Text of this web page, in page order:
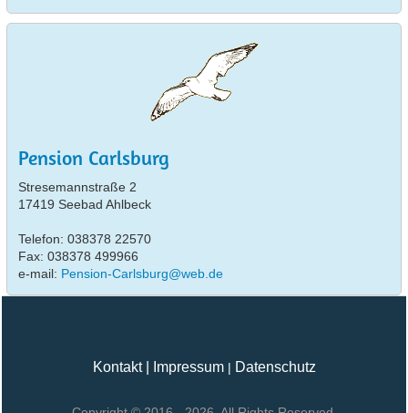
Pension Carlsburg
Stresemannstraße 2
17419 Seebad Ahlbeck
Telefon: 038378 22570
Fax: 038378 499966
e-mail: Pension-Carlsburg@web.de
Kontakt| Impressum | Datenschutz